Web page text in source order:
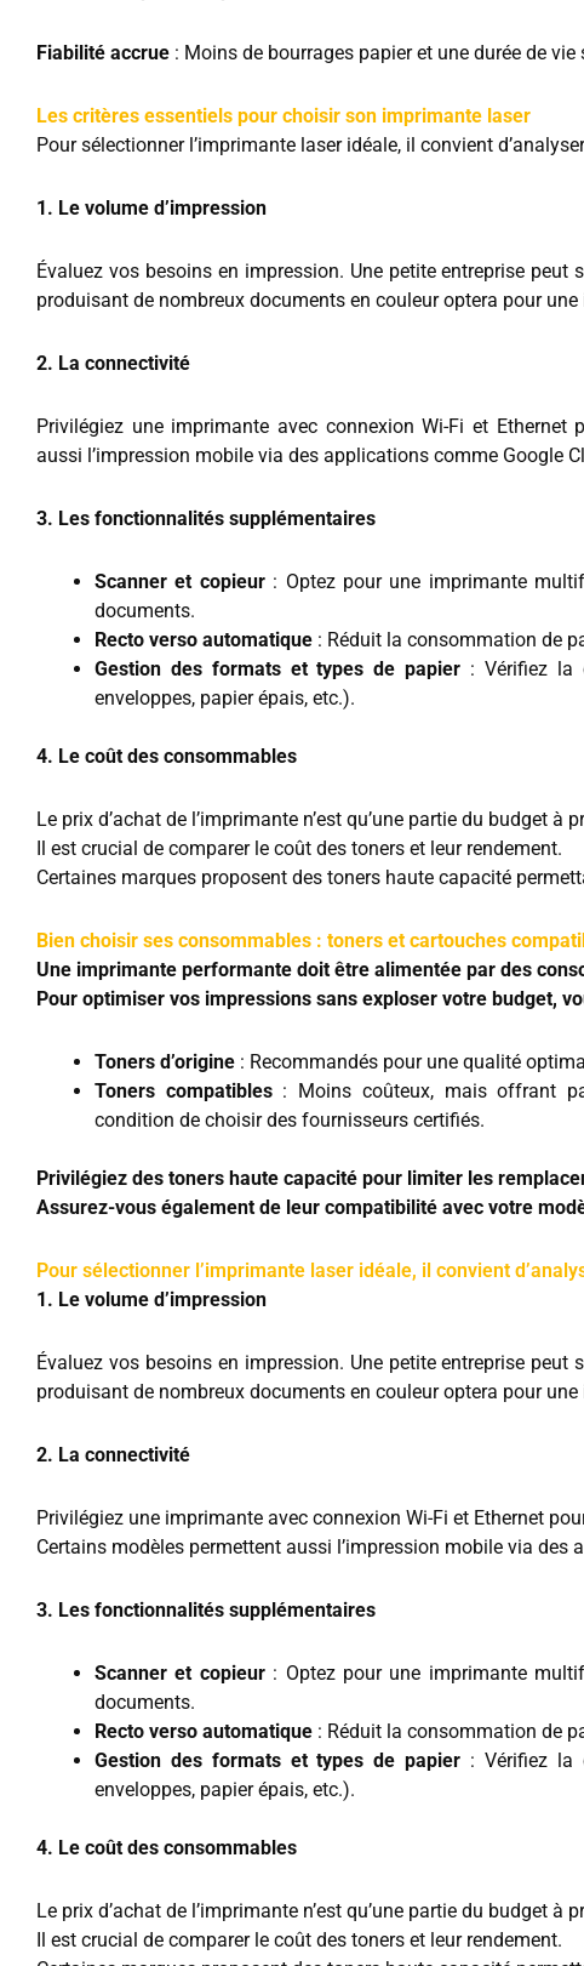
Fiabilité accrue : Moins de bourrages papier et une durée de
Les critères essentiels pour choisir son imprimante laser
Pour sélectionner l’imprimante laser idéale, il convient
1. Le volume d’impression
Évaluez vos besoins en impression. Une petite entreprise peut
produisant de nombreux documents en couleur optera pour
2. La connectivité
Privilégiez une imprimante avec connexion Wi-Fi et
aussi l’impression mobile via des applications comme Google
3. Les fonctionnalités supplémentaires
Scanner et copieur: Optez pour une imprimante
documents.
Recto verso automatique : Réduit la consommation de
Gestion des formats et types de papier : Vérifiez la
enveloppes, papier épais, etc.).
4. Le coût des consommables
Le prix d’achat de l’imprimante n’est qu’une partie du budget à
Il est crucial de comparer le coût des toners et leur rendement.
Certaines marques proposent des toners haute capacité
Bien choisir ses consommables : toners et cartouches
Une imprimante performante doit être alimentée par des
Pour optimiser vos impressions sans exploser votre budget,
Toners d’origine : Recommandés pour une qualité
Toners compatibles: Moins coûteux, mais offrant
condition de choisir des fournisseurs certifiés.
Privilégiez des toners haute capacité pour limiter les
Assurez-vous également de leur compatibilité avec votre
Pour sélectionner l’imprimante laser idéale, il convient
1. Le volume d’impression
Évaluez vos besoins en impression. Une petite entreprise peut
produisant de nombreux documents en couleur optera pour
2. La connectivité
Privilégiez une imprimante avec connexion Wi-Fi et Ethernet
Certains modèles permettent aussi l’impression mobile via
3. Les fonctionnalités supplémentaires
Scanner et copieur: Optez pour une imprimante
documents.
Recto verso automatique : Réduit la consommation de
Gestion des formats et types de papier : Vérifiez la
enveloppes, papier épais, etc.).
4. Le coût des consommables
Le prix d’achat de l’imprimante n’est qu’une partie du budget à
Il est crucial de comparer le coût des toners et leur rendement.